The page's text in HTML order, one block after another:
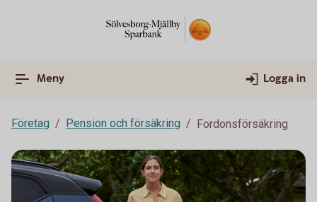
Meny Logga in
Företag Pension och försäkring Fordonsförsäkring